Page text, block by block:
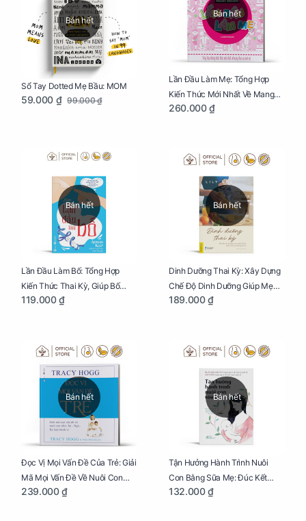
Bán hết
Sổ Tay Dotted Mẹ Bầu: MOM
59.000 ₫ 99.000 ₫
Bán hết
Lần Đầu Làm Mẹ: Tổng Hợp
Kiến Thức Mới Nhất Về Mang
Thai Và Sinh Nở Cho Mẹ Bầu
260.000 ₫
Bán hết
Lần Đầu Làm Bố: Tổng Hợp
Kiến Thức Thai Kỳ, Giúp Bố
Thấu Hiểu Hơn Về Mẹ Bầu Và
119.000 ₫
Bán hết
Dinh Dưỡng Thai Kỳ: Xây Dựng
Chế Độ Dinh Dưỡng Giúp Mẹ
Khỏe, Con Yêu Phát Triển Toàn
189.000 ₫
Bán hết
Đọc Vị Mọi Vấn Đề Của Trẻ: Giải
Mã Mọi Vấn Đề Về Nuôi Con
Nhỏ (Ăn, Ngủ, Kỷ Luật Hành Vi),
239.000 ₫
Bán hết
Tận Hưởng Hành Trình Nuôi
Con Bằng Sữa Mẹ: Đúc Kết
Những Kiến Thức Quý Báu Về
132.000 ₫